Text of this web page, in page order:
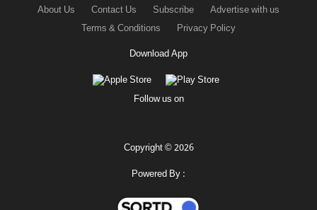
About Us Contact Us Subscribe
Advertise with us
Terms & Conditions
Privacy Policy
Download App
Follow us on
Copyright © 2026
Powered By :